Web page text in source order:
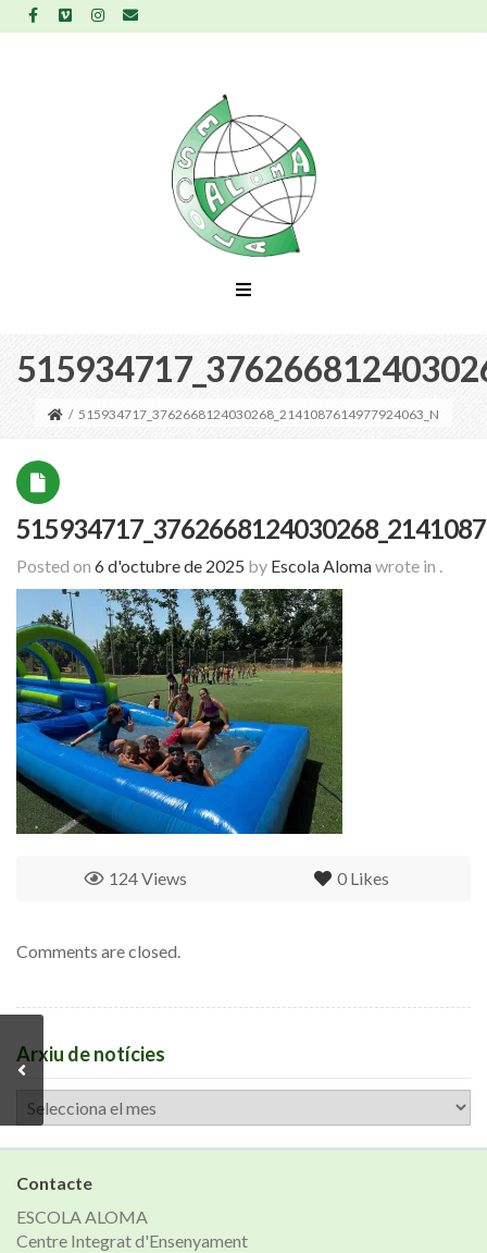
/ 515934717_3762668124030268_2141087614977924063_N
Posted on 6 d'octubre de 2025 by Escola Alomawrote in .
0 Likes
124 Views
Comments are closed.
Arxiu de notícies
Arxiu
de
notícies
Contacte
ESCOLA ALOMA
Centre Integrat d'Ensenyament